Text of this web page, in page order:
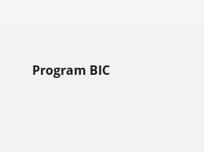
Program BIC